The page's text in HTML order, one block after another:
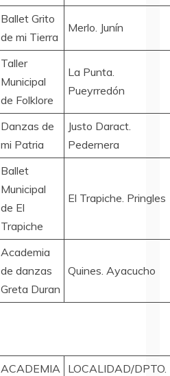
Ballet Grito
de mi Tierra
Merlo. Junín
Taller
Municipal
de Folklore
La Punta.
Pueyrredón
Danzas de
mi Patria
Justo Daract.
Pedernera
Ballet
Municipal
de El
Trapiche
El Trapiche. Pringles
Academia
de danzas
Greta Duran
Quines. Ayacucho
ACADEMIA LOCALIDAD/DPTO.